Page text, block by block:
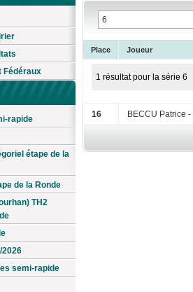
Fédéraux
rapide
étape de la
de la Ronde
TH2
2026
semi-rapide
Place Joueur
1 résultat pour la série 6
16 BECCU Patrice